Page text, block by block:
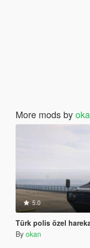
More mods by
5.0
Türk polis özel harekat
By okan